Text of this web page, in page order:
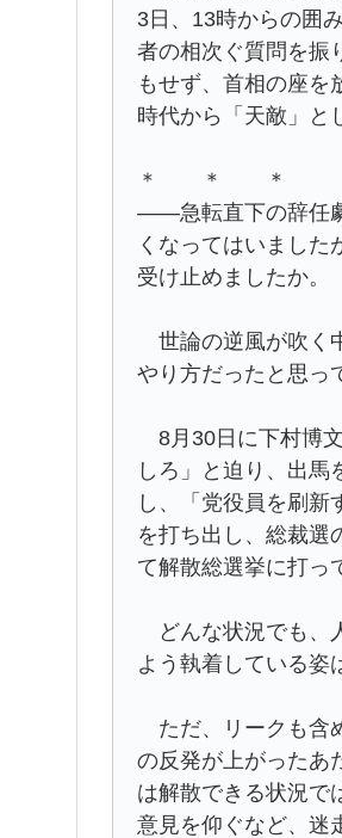
3日、13時からの囲
者の相次ぐ質問を振
もせず、首相の座を
時代から「天敵」と
＊ ＊ ＊
――急転直下の辞任
くなってはいまし
受け止めましたか。
世論の逆風が吹く
やり方だったと思っ
8月30日に下村博
しろ」と迫り、出
し、「党役員を刷
を打ち出し、総裁選
て解散総選挙に打っ
どんな状況でも、
よう執着している姿
ただ、リークも含
の反発が上がったあ
は解散できる状況で
意見を仰ぐなど、迷